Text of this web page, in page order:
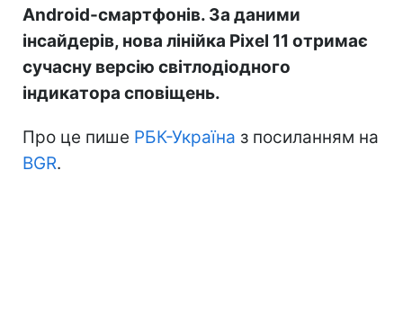
Android-смартфонів. За даними
інсайдерів, нова лінійка Pixel 11 отримає
сучасну версію світлодіодного
індикатора сповіщень.
Про це пише РБК-Україна з посиланням на
BGR.